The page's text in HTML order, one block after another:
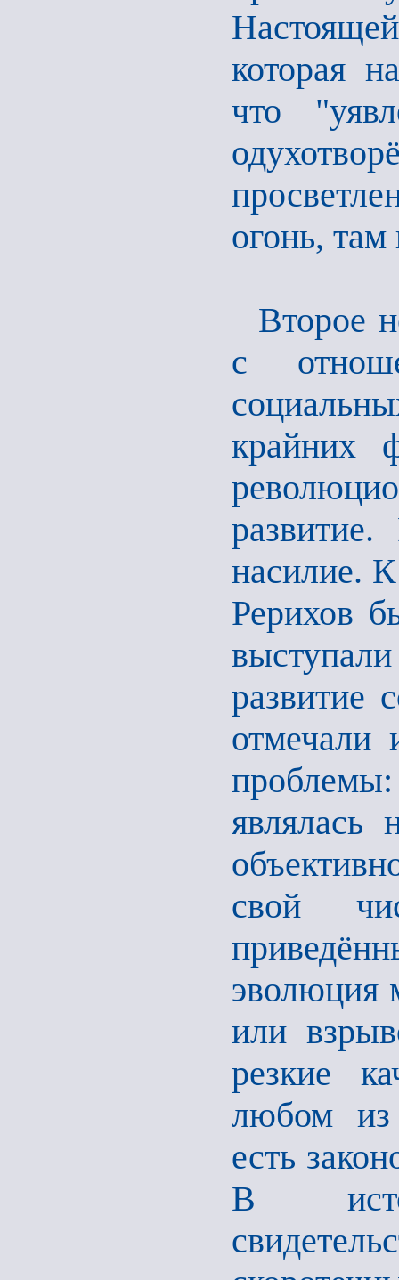
которая
что
огонь,
Второе
с
крайних
насилие.
Рерихов
развитие
отмечали
являлась
свой
эволюция
или
резкие
любом из
есть
В